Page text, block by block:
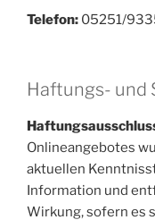
Telefon: 05251/
Haftungs- und
Onlineangebotes
aktuellen
Information und
Wirkung, sofern es